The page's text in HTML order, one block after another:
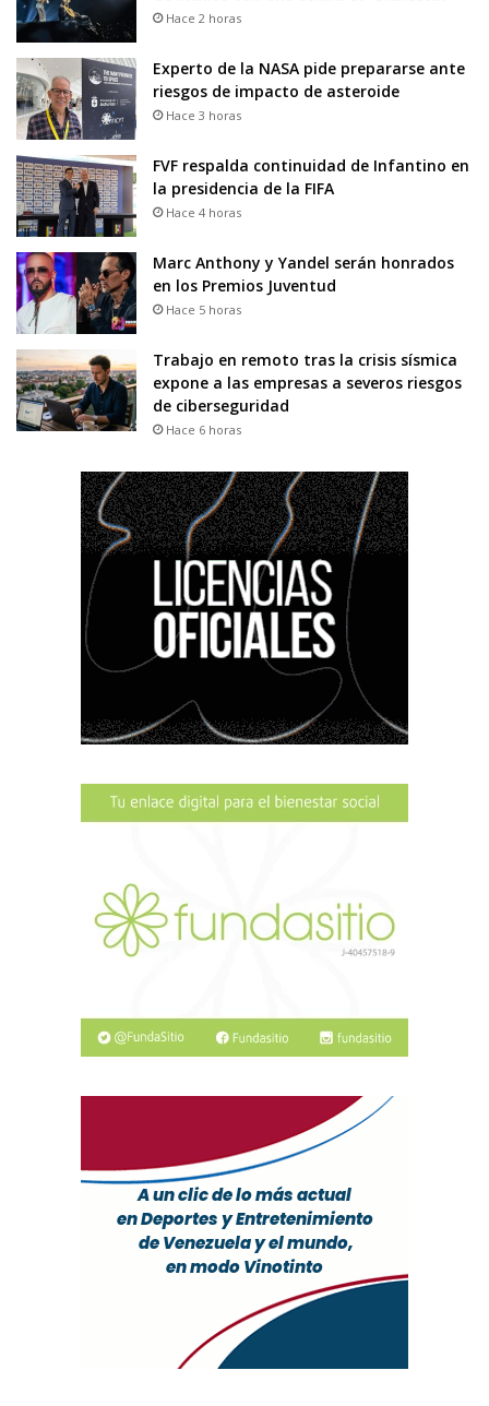
Hace 2 horas
Experto de la NASA pide prepararse ante
riesgos de impacto de asteroide
Hace 3 horas
FVF respalda continuidad de Infantino en
la presidencia de la FIFA
Hace 4 horas
Marc Anthony y Yandel serán honrados
en los Premios Juventud
Hace 5 horas
Trabajo en remoto tras la crisis sísmica
expone a las empresas a severos riesgos
de ciberseguridad
Hace 6 horas